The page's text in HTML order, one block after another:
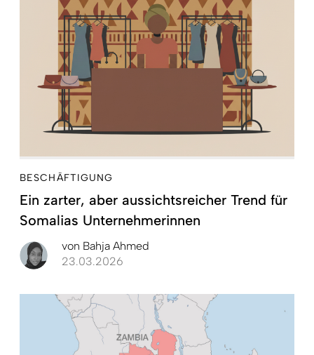
BESCHÄFTIGUNG
Ein zarter, aber aussichtsreicher Trend für
Somalias Unternehmerinnen
von Bahja Ahmed
23.03.2026